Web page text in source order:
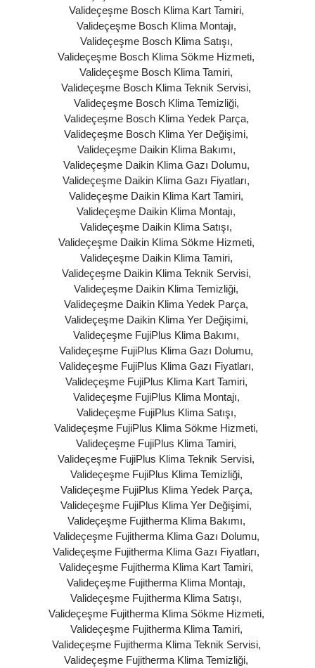
Valideçeşme Bosch Klima Kart Tamiri,
Valideçeşme Bosch Klima Montajı,
Valideçeşme Bosch Klima Satışı,
Valideçeşme Bosch Klima Sökme Hizmeti,
Valideçeşme Bosch Klima Tamiri,
Valideçeşme Bosch Klima Teknik Servisi,
Valideçeşme Bosch Klima Temizliği,
Valideçeşme Bosch Klima Yedek Parça,
Valideçeşme Bosch Klima Yer Değişimi,
Valideçeşme Daikin Klima Bakımı,
Valideçeşme Daikin Klima Gazı Dolumu,
Valideçeşme Daikin Klima Gazı Fiyatları,
Valideçeşme Daikin Klima Kart Tamiri,
Valideçeşme Daikin Klima Montajı,
Valideçeşme Daikin Klima Satışı,
Valideçeşme Daikin Klima Sökme Hizmeti,
Valideçeşme Daikin Klima Tamiri,
Valideçeşme Daikin Klima Teknik Servisi,
Valideçeşme Daikin Klima Temizliği,
Valideçeşme Daikin Klima Yedek Parça,
Valideçeşme Daikin Klima Yer Değişimi,
Valideçeşme FujiPlus Klima Bakımı,
Valideçeşme FujiPlus Klima Gazı Dolumu,
Valideçeşme FujiPlus Klima Gazı Fiyatları,
Valideçeşme FujiPlus Klima Kart Tamiri,
Valideçeşme FujiPlus Klima Montajı,
Valideçeşme FujiPlus Klima Satışı,
Valideçeşme FujiPlus Klima Sökme Hizmeti,
Valideçeşme FujiPlus Klima Tamiri,
Valideçeşme FujiPlus Klima Teknik Servisi,
Valideçeşme FujiPlus Klima Temizliği,
Valideçeşme FujiPlus Klima Yedek Parça,
Valideçeşme FujiPlus Klima Yer Değişimi,
Valideçeşme Fujitherma Klima Bakımı,
Valideçeşme Fujitherma Klima Gazı Dolumu,
Valideçeşme Fujitherma Klima Gazı Fiyatları,
Valideçeşme Fujitherma Klima Kart Tamiri,
Valideçeşme Fujitherma Klima Montajı,
Valideçeşme Fujitherma Klima Satışı,
Valideçeşme Fujitherma Klima Sökme Hizmeti,
Valideçeşme Fujitherma Klima Tamiri,
Valideçeşme Fujitherma Klima Teknik Servisi,
Valideçeşme Fujitherma Klima Temizliği,